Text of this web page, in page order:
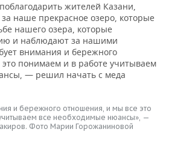
жителей Казани,
за наше прекрасное озеро, которые
нашего озера, которые
и наблюдают за нашими
внимания и бережного
понимаем и в работе учитываем
— решил начать с меда
и бережного отношения, и мы все это
все необходимые нюансы», —
Фото Марии Горожаниновой